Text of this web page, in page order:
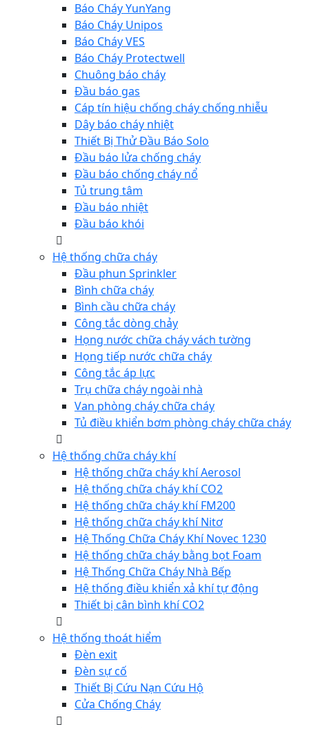
Báo Cháy YunYang
Báo Cháy Unipos
Báo Cháy VES
Báo Cháy Protectwell
Chuông báo cháy
Đầu báo gas
Cáp tín hiệu chống cháy chống nhiễu
Dây báo cháy nhiệt
Thiết Bị Thử Đầu Báo Solo
Đầu báo lửa chống cháy
Đầu báo chống cháy nổ
Tủ trung tâm
Đầu báo nhiệt
Đầu báo khói
Hệ thống chữa cháy
Đầu phun Sprinkler
Bình chữa cháy
Bình cầu chữa cháy
Công tắc dòng chảy
Họng nước chữa cháy vách tường
Họng tiếp nước chữa cháy
Công tắc áp lực
Trụ chữa cháy ngoài nhà
Van phòng cháy chữa cháy
Tủ điều khiển bơm phòng cháy chữa cháy
Hệ thống chữa cháy khí
Hệ thống chữa cháy khí Aerosol
Hệ thống chữa cháy khí CO2
Hệ thống chữa cháy khí FM200
Hệ thống chữa cháy khí Nitơ
Hệ Thống Chữa Cháy Khí Novec 1230
Hệ thống chữa cháy bằng bọt Foam
Hệ Thống Chữa Cháy Nhà Bếp
Hệ thống điều khiển xả khí tự động
Thiết bị cân bình khí CO2
Hệ thống thoát hiểm
Đèn exit
Đèn sự cố
Thiết Bị Cứu Nạn Cứu Hộ
Cửa Chống Cháy